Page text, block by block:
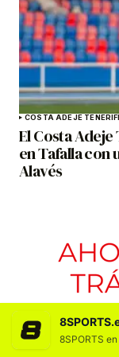
COSTA ADEJE
El Costa
en Tafalla con
Alavés
8SPORTS